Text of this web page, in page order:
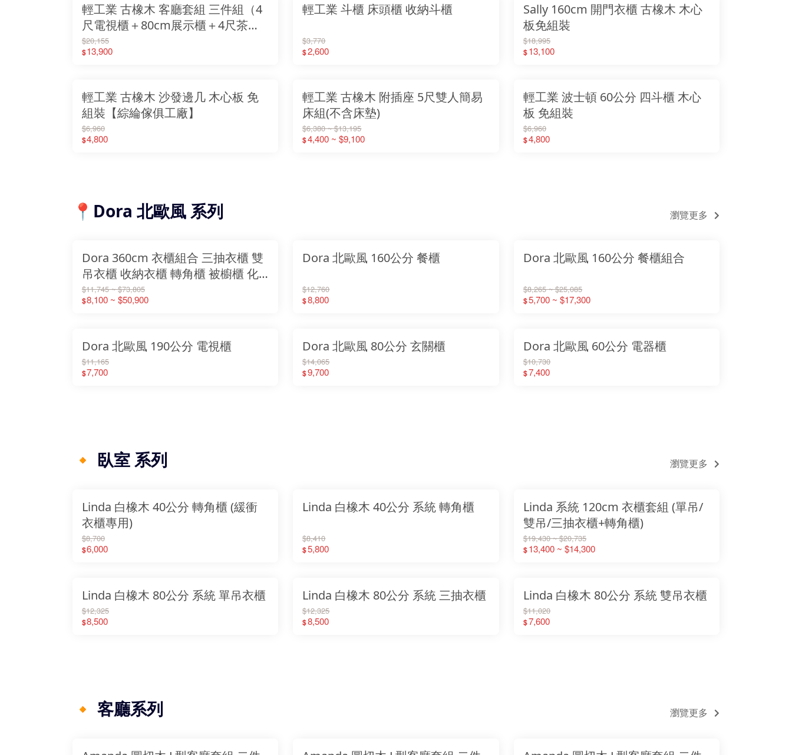
輕工業 古橡木 客廳套組 三件組（4
尺電視櫃＋80cm展示櫃＋4尺茶
几）
$20,155
$13,900
輕工業 斗櫃 床頭櫃 收納斗櫃
$3,770
$2,600
Sally 160cm 開門衣櫃 古橡木 木心
板免組裝
$18,995
$13,100
輕工業 古橡木 沙發邊几 木心板 免
組裝【綜綸傢俱工廠】
$6,960
$4,800
輕工業 古橡木 附插座 5尺雙人簡易
床組(不含床墊)
$6,380 ~ $13,195
$4,400 ~ $9,100
輕工業 波士頓 60公分 四斗櫃 木心
板 免組裝
$6,960
$4,800
📍Dora 北歐風 系列 瀏覽更多
Dora 360cm 衣櫃組合 三抽衣櫃 雙
吊衣櫃 收納衣櫃 轉角櫃 被櫥櫃 化
妝台 衣櫥 木心板
$11,745 ~ $73,805
$8,100 ~ $50,900
Dora 北歐風 160公分 餐櫃
$12,760
$8,800
Dora 北歐風 160公分 餐櫃組合
$8,265 ~ $25,085
$5,700 ~ $17,300
Dora 北歐風 190公分 電視櫃
$11,165
$7,700
Dora 北歐風 80公分 玄關櫃
$14,065
$9,700
Dora 北歐風 60公分 電器櫃
$10,730
$7,400
🔸 臥室 系列 瀏覽更多
Linda 白橡木 40公分 轉角櫃 (緩衝
衣櫃專用)
$8,700
$6,000
Linda 白橡木 40公分 系統 轉角櫃
$8,410
$5,800
Linda 系統 120cm 衣櫃套組 (單吊/
雙吊/三抽衣櫃+轉角櫃)
$19,430 ~ $20,735
$13,400 ~ $14,300
Linda 白橡木 80公分 系統 單吊衣櫃
$12,325
$8,500
Linda 白橡木 80公分 系統 三抽衣櫃
$12,325
$8,500
Linda 白橡木 80公分 系統 雙吊衣櫃
$11,020
$7,600
🔸 客廳系列 瀏覽更多